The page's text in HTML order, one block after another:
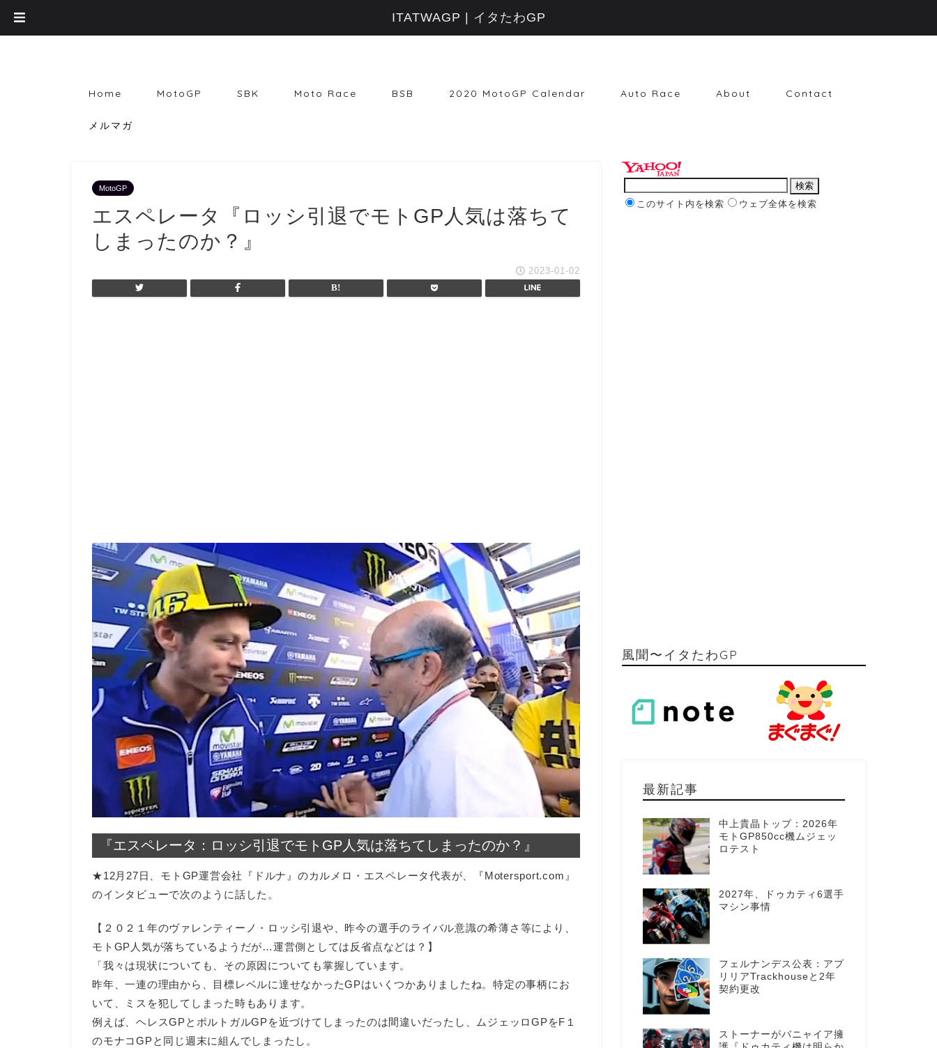
Home MotoGP SBK Moto Race BSB 2020 MotoGP Calendar Auto Race About Contact
メルマガ
MotoGP
エスペレータ『ロッシ引退でモトGP人気は落ちて
しまったのか？』
2023-01-02
『エスペレータ：ロッシ引退でモトGP人気は落ちてしまったのか？』
★12月27日、モトGP運営会社『ドルナ』のカルメロ・エスペレータ代表が、『Motersport.com』
のインタビューで次のように話した。
【２０２１年のヴァレンティーノ・ロッシ引退や、昨今の選手のライバル意識の希薄さ等により、
モトGP人気が落ちているようだが…運営側としては反省点などは？】
「我々は現状についても、その原因についても掌握しています。
昨年、一連の理由から、目標レベルに達せなかったGPはいくつかありましたね。特定の事柄にお
いて、ミスを犯してしまった時もあります。
例えば、ヘレスGPとポルトガルGPを近づけてしまったのは間違いだったし、ムジェッロGPをF１
のモナコGPと同じ週末に組んでしまったし。
このサイト内を検索 ウェブ全体を検索
風聞〜イタたわGP
最新記事
中上貴晶トップ：2026年
モトGP850cc機ムジェッ
ロテスト
2027年、ドゥカティ6選手
マシン事情
フェルナンデス公表：アプ
リリアTrackhouseと2年
契約更改
ストーナーがバニャイア擁
ITATWAGP | イタたわGP